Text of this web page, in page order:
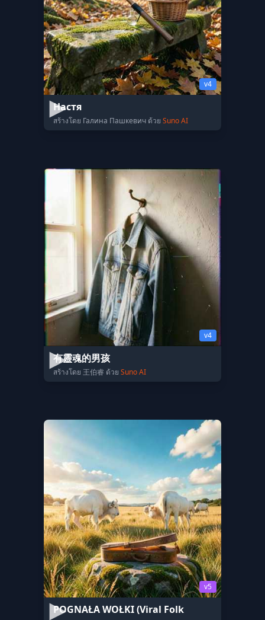
v4
Настя
สร้างโดย Галина Пашкевич ด้วย Suno AI
v4
有靈魂的男孩
สร้างโดย 王伯睿 ด้วย Suno AI
v5
POGNAŁA WOŁKI (Viral Folk